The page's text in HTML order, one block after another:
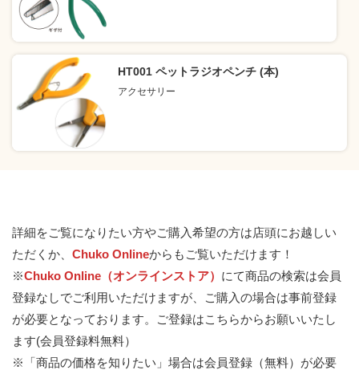
HT001 ペットラジオペンチ (本)
アクセサリー
詳細をご覧になりたい方やご購入希望の方は店頭にお越しい
ただくか、 Chuko Onlineからもご覧いただけます！
※Chuko Online（オンラインストア） にて商品の検索は会員
登録なしでご利用いただけますが、ご購入の場合は事前登録
が必要となっております。
ご登録はこちらからお願いいたし
ます(会員登録料無料）
※「商品の価格を知りたい」場合は会員登録（無料）が必要